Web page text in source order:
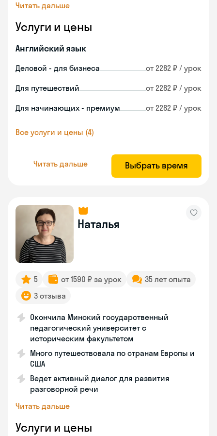
Читать дальше
Услуги и цены
Английский язык
Деловой - для бизнеса от 2282 ₽ / урок
Для путешествий от 2282 ₽ / урок
Для начинающих - премиум от 2282 ₽ / урок
Все услуги и цены (4)
Читать дальше Выбрать время
Наталья
5 от 1590 ₽ за урок
35 лет опыта
3 отзыва
Окончила Минский государственный
педагогический университет с
историческим факультетом
Много путешествовала по странам Европы и
США
Ведет активный диалог для развития
разговорной речи
Читать дальше
Услуги и цены